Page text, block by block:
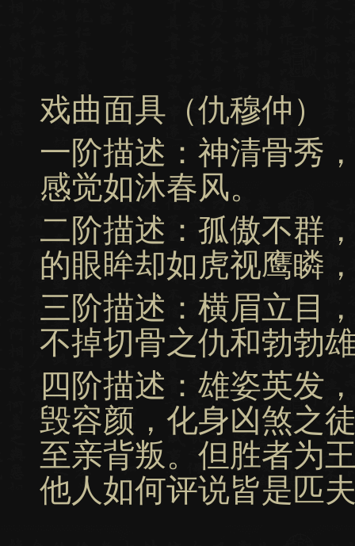
戏曲面具（仇穆仲）
一阶描述：神清骨秀
感觉如沐春风。
二阶描述：孤傲不群
的眼眸却如虎视鹰瞵
三阶描述：横眉立目
不掉切骨之仇和勃勃
四阶描述：雄姿英发
毁容颜，化身凶煞之
至亲背叛。但胜者为
他人如何评说皆是匹